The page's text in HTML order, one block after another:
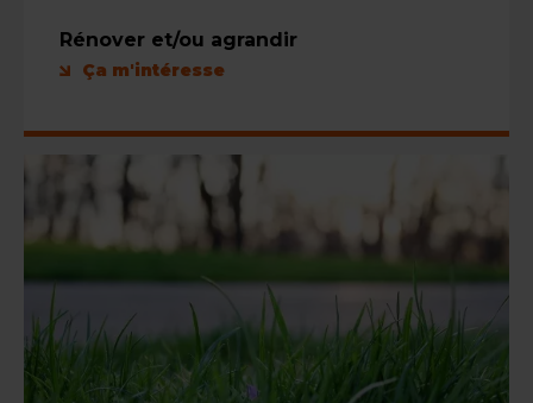
Rénover et/ou agrandir
Ça m'intéresse